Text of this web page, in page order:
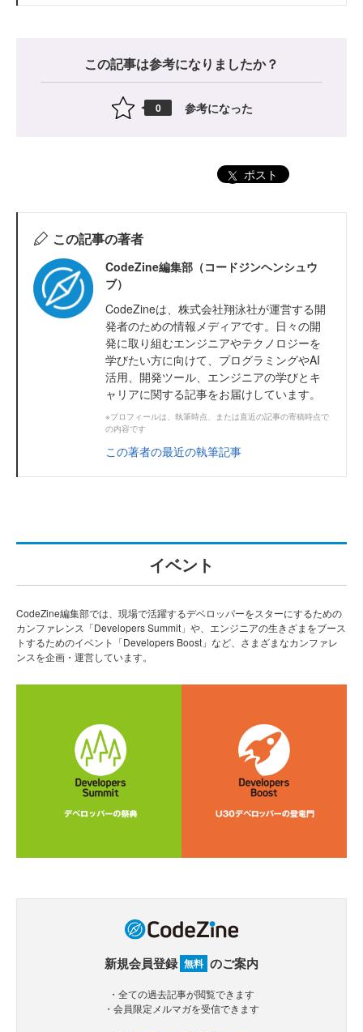
この記事は参考になりましたか？
0 参考になった
ポスト
この記事の著者
CodeZine編集部（コードジンヘンシュウ
ブ）
CodeZineは、株式会社翔泳社が運営する開
発者のための情報メディアです。日々の開
発に取り組むエンジニアやテクノロジーを
学びたい方に向けて、プログラミングやAI
活用、開発ツール、エンジニアの学びとキ
ャリアに関する記事をお届けしています。
※プロフィールは、執筆時点、または直近の記事の寄稿時点で
の内容です
この著者の最近の執筆記事
イベント
CodeZine編集部では、現場で活躍するデベロッパーをスターにするための
カンファレンス「Developers Summit」や、エンジニアの生きざまをブース
トするためのイベント「Developers Boost」など、さまざまなカンファレ
ンスを企画・運営しています。
新規会員登録 無料 のご案内
・全ての過去記事が閲覧できます
・会員限定メルマガを受信できます